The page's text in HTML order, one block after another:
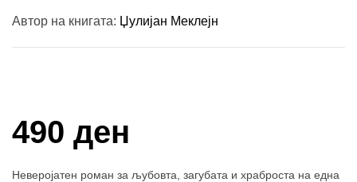
Автор на книгата: Џулијан Меклејн
490 ден
Неверојатен роман за љубовта, загубата и храброста на една